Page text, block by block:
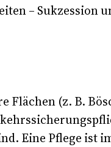
– Sukzession
(z. B.
Eine Pflege ist